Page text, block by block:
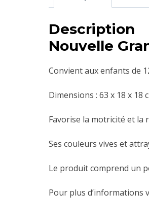
Description
Nouvelle
Convient aux enfants de
Dimensions : 63 x 18 x 18
Favorise la motricité et la
Ses couleurs vives et
Le produit comprend un
Pour plus d’informations